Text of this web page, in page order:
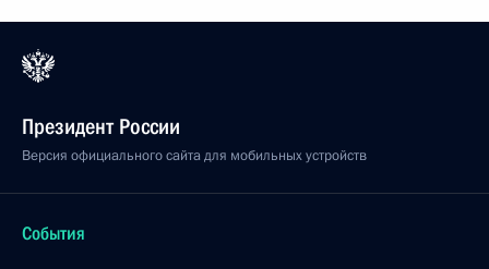
Президент России
Версия официального сайта для мобильных устройств
События